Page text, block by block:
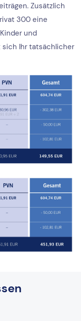
Zusätzlich
300 eine
und
sich Ihr tatsächlicher